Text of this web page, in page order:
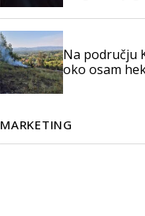
Na području
oko osam
MARKETING